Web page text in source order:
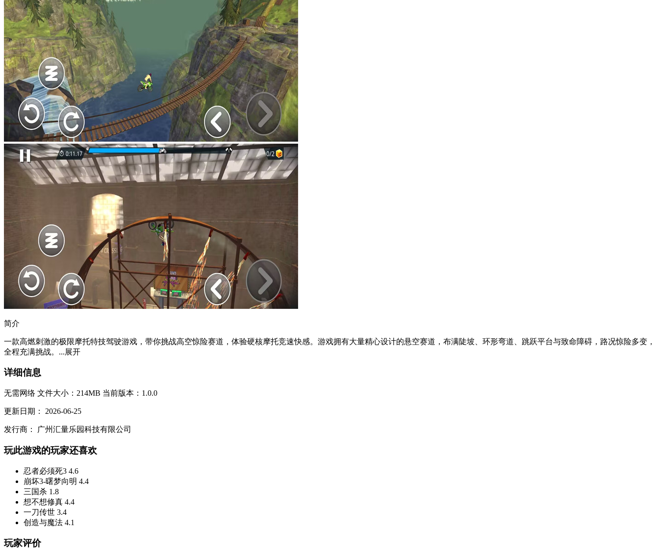
简介
一款高燃刺激的极限摩托特技驾驶游戏，带你挑战高空惊险赛道，体验硬核摩托竞速快感。游戏拥有大量精心设计的悬空赛道，布满陡坡、环形弯道、跳跃平台与致命障碍，路况惊险多变，
全程充满挑战。...展开
详细信息
无需网络 文件大小：214MB 当前版本：1.0.0
更新日期： 2026-06-25
发行商： 广州汇量乐园科技有限公司
玩此游戏的玩家还喜欢
忍者必须死3 4.6
崩坏3-曙梦向明 4.4
三国杀 1.8
想不想修真 4.4
一刀传世 3.4
创造与魔法 4.1
玩家评价